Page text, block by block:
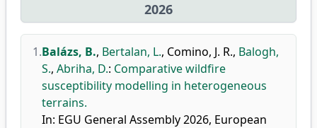
2026
1.Balázs, B., Bertalan, L., Comino, J. R., Balogh,
S., Abriha, D.: Comparative wildfire
susceptibility modelling in heterogeneous
terrains.
In: EGU General Assembly 2026, European